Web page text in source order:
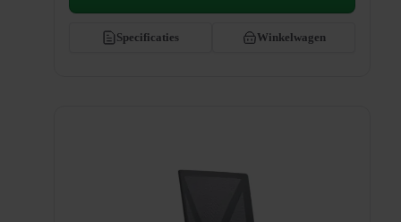
Specificaties Winkelwagen